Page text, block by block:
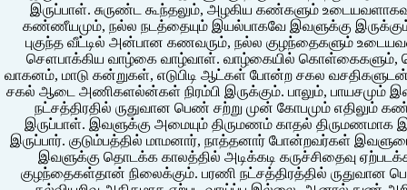
இருப்பாள். சுருண்ட கூந்தலும், அழகிய கண்களும்
கண்ணீயமும், நல்ல நடத்தையும் இயல்பாகவே இவளுக்கு
புகுந்த வீட்டில் அன்பான கணவரும், நல்ல குழந்தைகளும்
சௌபாக்கிய வாழ்கை வாழ்வாள். வாழ்கையில் கொள்கைகளும்,
வாகனம், மாடு கன்றுகள், எடுபிடி ஆட்கள் போன்ற சகல
சகல் ஆடை அணிகளல்ன்கள் நிரம்பி இருக்கும். பாலும், பாயசமும்
நட்சத்திரதில் ருதுவான பெண் சற்று முன் கோபமும்
இருப்பாள். இவளுக்கு அமையும் திருமணம் காதல் திருமணமாக
இருப்பார். குடும்பத்தில் மாமனார், நாத்தனார் போன்றவர்கள்
இவளுக்கு தொடக்க காலத்தில் அடிக்கடி கருச்சிதைவு
குழந்தைகள்தான் நிலைக்கும். பரணி நட்சத்திரத்தில் ருதுவான